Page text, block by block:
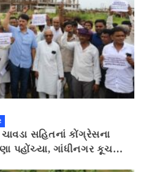
સહિતનાં કોંગ્રેસના
પહોંચ્યા, ગાંધીનગર કૂચ